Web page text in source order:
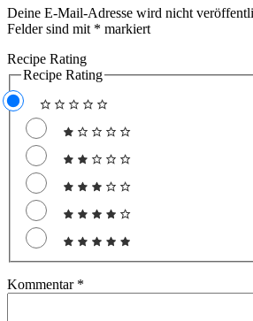
Deine E-Mail-Adresse wird nicht
Felder sind mit * markiert
Recipe Rating
Recipe Rating
Kommentar *